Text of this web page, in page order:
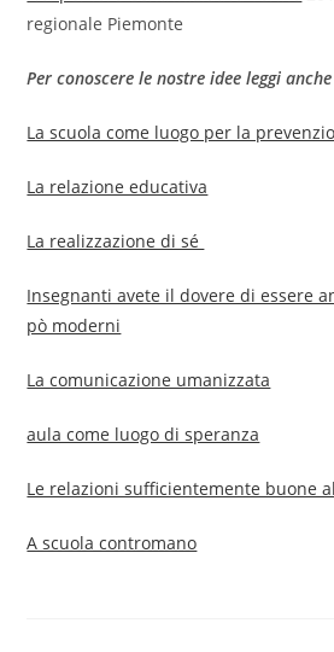
regionale Piemonte
Per conoscere le nostre idee leggi
La scuola come luogo per la
La relazione educativa
La realizzazione di sé
Insegnanti avete il dovere di essere
pò moderni
La comunicazione umanizzata
aula come luogo di speranza
Le relazioni sufficientemente buone
A scuola contromano